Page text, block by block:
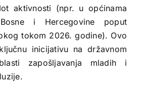
aktivnosti (npr. u općinama
i Hercegovine poput
tokom 2026. godine). Ovo
inicijativu na državnom
zapošljavanja mladih i